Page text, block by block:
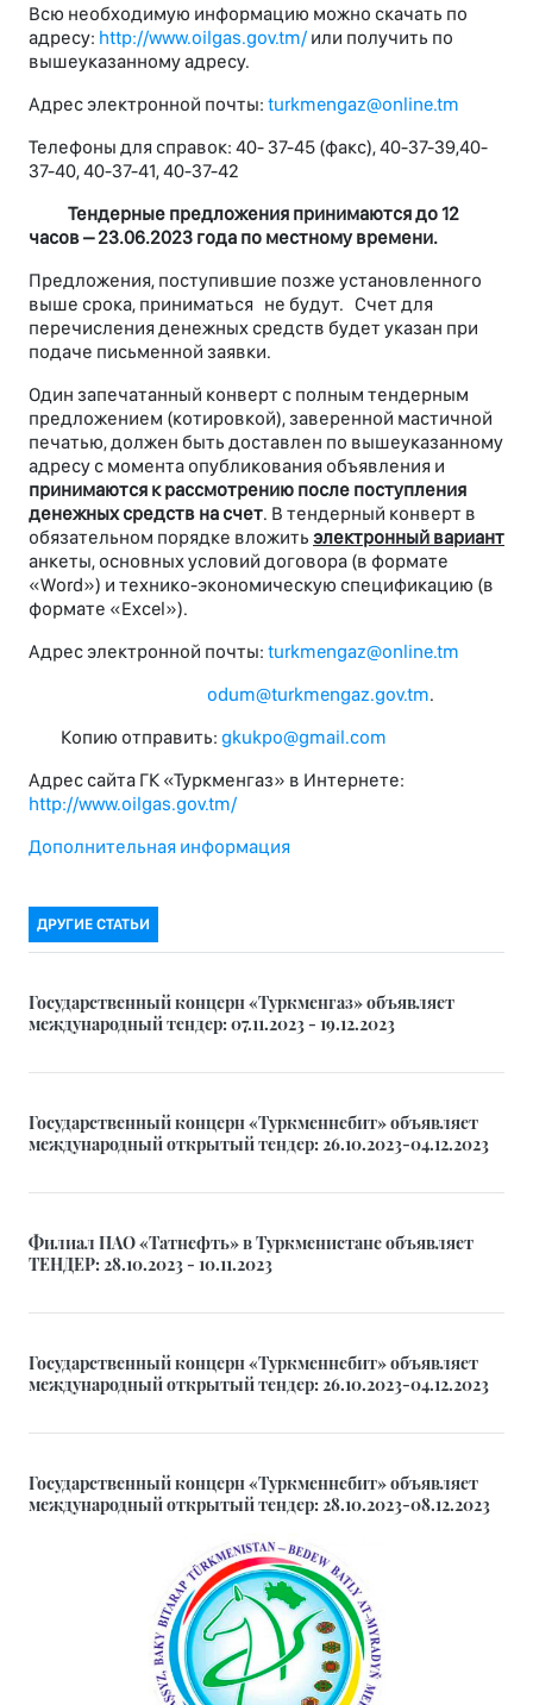
Всю необходимую информацию можно скачать по
адресу: http://www.oilgas.gov.tm/ или получить по
вышеуказанному адресу.
Адрес электронной почты: turkmengaz@online.tm
Телефоны для справок: 40- 37-45 (факс), 40-37-39,40-
37-40, 40-37-41, 40-37-42
Тендерные предложения принимаются до 12
часов –23.06.2023 года по местному времени.
Предложения, поступившие позже установленного
выше срока, приниматься не будут. Счет для
перечисления денежных средств будет указан при
подаче письменной заявки.
Один запечатанный конверт с полным тендерным
предложением (котировкой), заверенной мастичной
печатью, должен быть доставлен по вышеуказанному
адресу с момента опубликования объявления и
принимаются к рассмотрению после поступления
денежных средств на счет. В тендерный конверт в
обязательном порядке вложить электронный вариант
анкеты, основных условий договора (в формате
«Word») и технико-экономическую спецификацию (в
формате «Excel»).
Адрес электронной почты: turkmengaz@online.tm
odum@turkmengaz.gov.tm.
Копию отправить: gkukpo@gmail.com
Адрес сайта ГК «Туркменгаз» в Интернете:
http://www.oilgas.gov.tm/
Дополнительная информация
ДРУГИЕ СТАТЬИ
Государственный концерн «Туркменгаз» объявляет
международный тендер: 07.11.2023 - 19.12.2023
Государственный концерн «Туркменнебит» объявляет
международный открытый тендер: 26.10.2023-04.12.2023
Филиал ПАО «Татнефть» в Туркменистане объявляет
ТЕНДЕР: 28.10.2023 - 10.11.2023
Государственный концерн «Туркменнебит» объявляет
международный открытый тендер: 26.10.2023-04.12.2023
Государственный концерн «Туркменнебит» объявляет
международный открытый тендер: 28.10.2023-08.12.2023